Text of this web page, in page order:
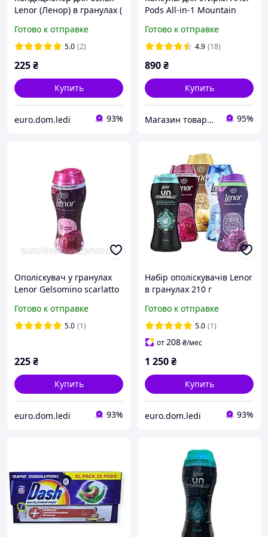
Lenor (Ленор) в гранулах (
210 g. Италия.
Готово к отправке
5.0 (2)
225₴
Купить
euro.dom.ledi 93%
Pods All-in-1 Mountain
Готово к отправке
4.9 (18)
890₴
Купить
Магазин товаров из Европы "Lime" 95%
Ополіскувач у гранулах
Lenor Gelsomino scarlatto
Готово к отправке
5.0 (1)
225₴
Купить
euro.dom.ledi 93%
Набір ополіскувачів Lenor
в гранулах 210 г
Готово к отправке
5.0 (1)
от208₴/мес
1 250₴
Купить
euro.dom.ledi 93%